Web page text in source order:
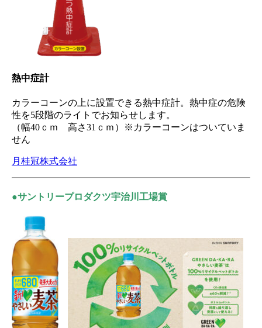
熱中症計
カラーコーンの上に設置できる熱中症計。熱中症の危険
性を5段階のライトでお知らせします。
（幅40ｃｍ 高さ31ｃｍ）※カラーコーンはついていま
せん
月桂冠株式会社
●サントリープロダクツ宇治川工場賞